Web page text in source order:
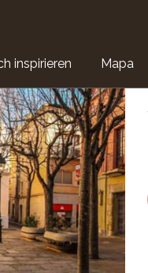
inspirieren Mapa